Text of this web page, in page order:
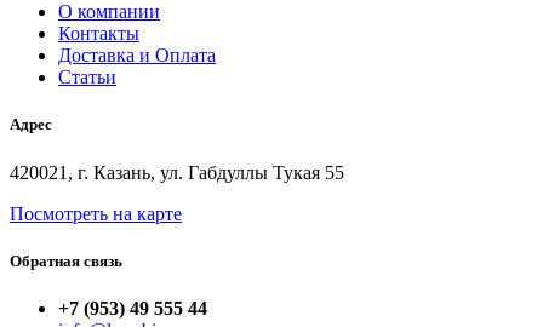
О компании
Контакты
Доставка и Оплата
Статьи
Адрес
420021, г. Казань, ул. Габдуллы Тукая 55
Посмотреть на карте
Обратная связь
+7 (953) 49 555 44